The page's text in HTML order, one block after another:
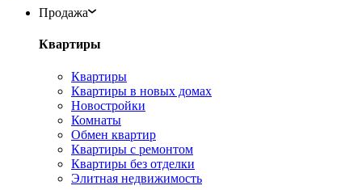
Продажа
Квартиры
Квартиры
Квартиры в новых домах
Новостройки
Комнаты
Обмен квартир
Квартиры с ремонтом
Квартиры без отделки
Элитная недвижимость